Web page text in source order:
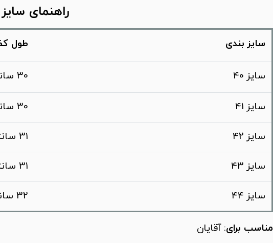
راهنمای سایز
سایز بندی
طول
سایز 40
30 سانتی متر
سایز 41
30 سانتی متر
سایز 42
31 سانتی متر
سایز 43
31 سانتی متر
سایز 44
32 سانتی متر
مناسب برای: آقایان